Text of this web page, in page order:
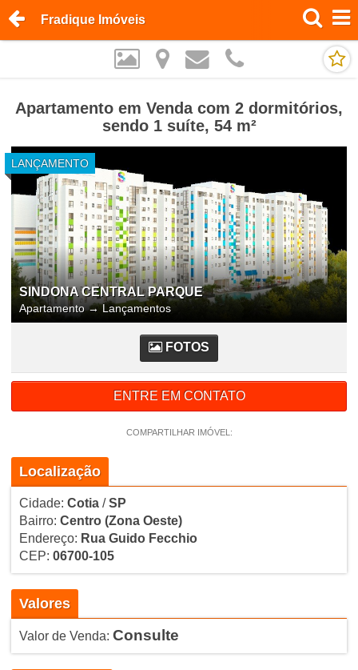
Fradique Imóveis
Apartamento em Venda com 2 dormitórios,
sendo 1 suíte, 54 m²
LANÇAMENTO
SINDONA CENTRAL PARQUE
Apartamento→Lançamentos
FOTOS
ENTRE EM CONTATO
COMPARTILHAR IMÓVEL:
Localização
Cidade: Cotia/SP
Bairro: Centro (Zona Oeste)
Endereço: Rua Guido Fecchio
CEP: 06700-105
Valores
Valor de Venda: Consulte